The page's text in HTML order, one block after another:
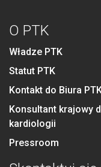
O PTK
Władze PTK
Statut PTK
Kontakt do Biura
Konsultant krajowy
kardiologii
Pressroom